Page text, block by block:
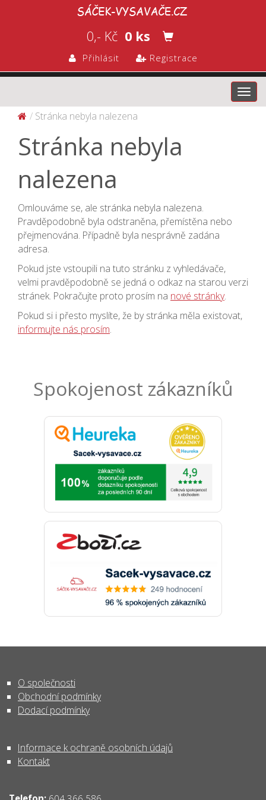
0,- Kč 0 ks
Přihlásit Registrace
Stránka nebyla nalezena
Stránka nebyla
nalezena
Omlouváme se, ale stránka nebyla nalezena.
Pravděpodobně byla odstraněna, přemístěna nebo
přejmenována. Případně byla nesprávně zadána
adresa.
Pokud jste vstoupili na tuto stránku z vyhledávače,
velmi pravděpodobně se jedná o odkaz na starou verzi
stránek. Pokračujte proto prosím na nové stránky.
Pokud si i přesto myslíte, že by stránka měla existovat,
informujte nás prosím.
Spokojenost zákazníků
O společnosti
Obchodní podmínky
Dodací podmínky
Informace k ochraně osobních údajů
Kontakt